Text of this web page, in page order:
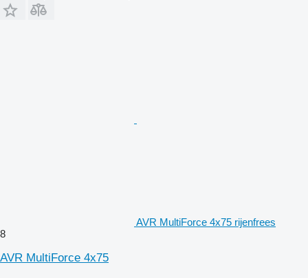
AVR MultiForce 4x75 rijenfrees
8
AVR MultiForce 4x75